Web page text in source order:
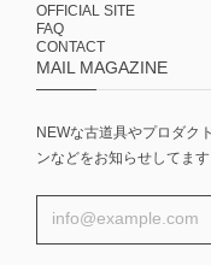
OFFICIAL SITE
FAQ
CONTACT
MAIL MAGAZINE
NEWな古道具やプロダク
ンなどをお知らせしてます